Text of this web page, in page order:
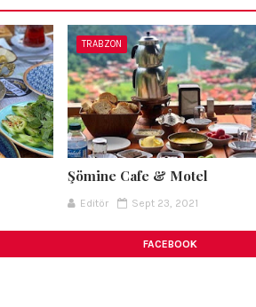
TRABZON
Şömine Cafe & Motel
Editör Sept 23, 2021
FACEBOOK